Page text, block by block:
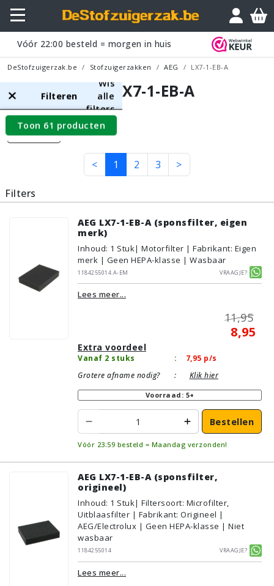
Vóór 22:00 besteld = morgen in huis
DeStofzuigerzak.be Stofzuigerzakken AEG LX7-1-EB-A
AEG LX7-1-EB-A
Filters
< 1 2 3 >
Filteren
Wis
alle
filters
Toon 61 producten
Filters
AEG LX7-1-EB-A (sponsfilter, eigen
merk)
Inhoud: 1 Stuk| Motorfilter | Fabrikant: Eigen
merk | Geen HEPA-klasse | Wasbaar
1184255014.A-EM
Vraagje?
Lees meer...
11,95
8,95
Extra voordeel
Vanaf 2 stuks : 7,95 p/s
Grotere afname nodig?
: Klik hier
Voorraad: 5+
Bestellen
Vóór 23:59 besteld = Maandag verzonden!
AEG LX7-1-EB-A (sponsfilter,
origineel)
Inhoud: 1 Stuk| Filtersoort: Microfilter,
Uitblaasfilter | Fabrikant: Origineel |
AEG/Electrolux | Geen HEPA-klasse | Niet
wasbaar
1184255014
Vraagje?
Lees meer...